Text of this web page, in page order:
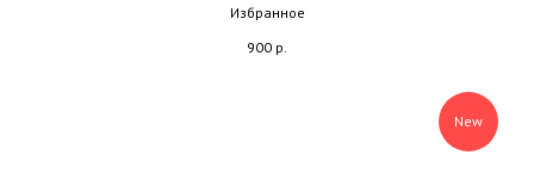
Избранное
900 р.
New